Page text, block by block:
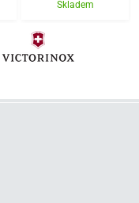
Skladem